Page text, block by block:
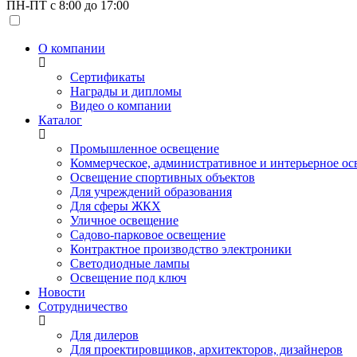
ПН-ПТ с 8:00 до 17:00
О компании
Сертификаты
Награды и дипломы
Видео о компании
Каталог
Промышленное освещение
Коммерческое, административное и интерьерное
Освещение спортивных объектов
Для учреждений образования
Для сферы ЖКХ
Уличное освещение
Садово-парковое освещение
Контрактное производство электроники
Светодиодные лампы
Освещение под ключ
Новости
Сотрудничество
Для дилеров
Для проектировщиков, архитекторов, дизайнеров